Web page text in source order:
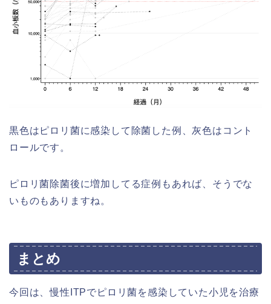
黒色はピロリ菌に感染して除菌した例、灰色はコント
ロールです。
ピロリ菌除菌後に増加してる症例もあれば、そうでな
いものもありますね。
まとめ
今回は、慢性ITPでピロリ菌を感染していた小児を治療